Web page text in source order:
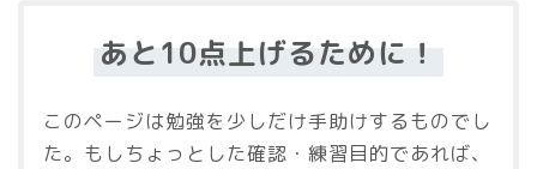
あと10点上げるために！
このページは勉強を少しだけ手助けするものでし
た。もしちょっとした確認・練習目的であれば、